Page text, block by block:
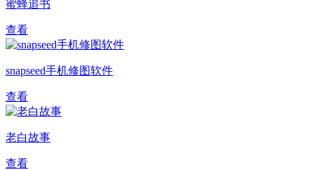
蜜蜂追书
查看
snapseed手机修图软件
查看
老白故事
查看